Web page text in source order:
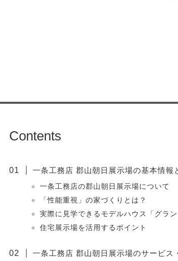
Contents
一条工務店 郡山朝日展示場の基本情報
一条工務店の郡山朝日展示場について
「性能重視」の家づくりとは？
実際に見学できるモデルハウス「グラン
住宅展示場を活用するポイント
一条工務店 郡山朝日展示場のサービス